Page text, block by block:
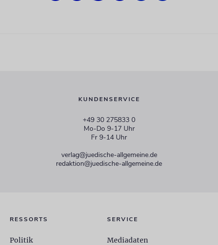
KUNDENSERVICE
+49 30 275833 0
Mo-Do 9-17 Uhr
Fr 9-14 Uhr
verlag@juedische-allgemeine.de
redaktion@juedische-allgemeine.de
RESSORTS
Politik
SERVICE
Mediadaten